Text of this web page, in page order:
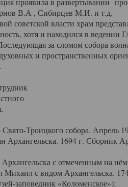
В.А , Сибирцев М.И. и т.д.
власти храм
хотя и находился в ведении
за сломом собора
и пространственных
Троицкого собора. Апрель
1694 г. Сборник
с отмеченным на
с видом Архангельска.
заповедник «Коломенское»);